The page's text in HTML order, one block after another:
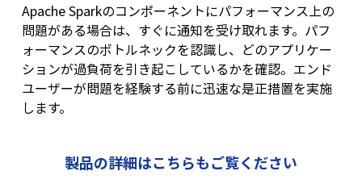
Apache Sparkのコンポーネントにパフォーマンス上の
問題がある場合は、すぐに通知を受け取れます。パフ
ォーマンスのボトルネックを認識し、どのアプリケー
ションが過負荷を引き起こしているかを確認。エンド
ユーザーが問題を経験する前に迅速な是正措置を実施
します。
製品の詳細はこちらもご覧ください